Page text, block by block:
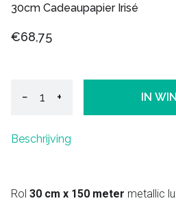
30cm Cadeaupapier Irisé
€68,75
− + IN
Beschrijving
Rol 30 cm x 150 meter metallic